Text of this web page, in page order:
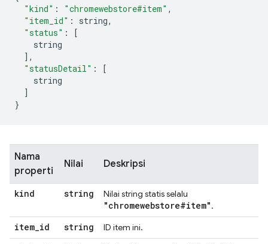
"kind" : "chromewebstore#item" ,
"item_id" : string,
"status" :
[
string
],
"statusDetail" :
[
string
]
}
Nama
properti
Nilai Deskripsi
kind string Nilai string statis selalu
"chromewebstore#item".
item_id string ID item ini.